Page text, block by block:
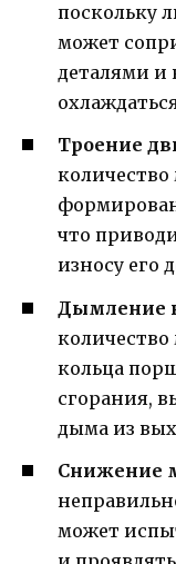
поскольку
может
деталями и
Троение
что
износу его
Дымление
количество
кольца
сгорания,
дыма из
Снижение
может